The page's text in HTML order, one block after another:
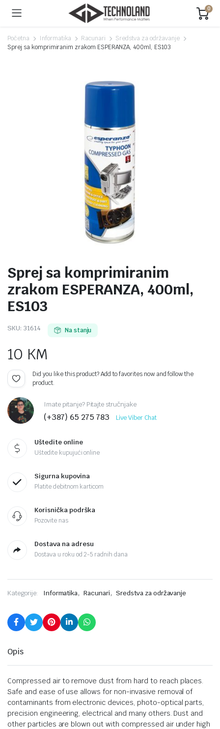
0
Početna Informatika Racunari
Sredstva za održavanje
Sprej sa komprimiranim zrakom ESPERANZA, 400ml, ES103
Sprej sa komprimiranim
zrakom ESPERANZA, 400ml,
ES103
SKU: 31614 Na stanju
10 KM
Did you like this product? Add to favorites now and follow the
product.
Imate pitanje? Pitajte stručnjake
(+387) 65 275 783 Live Viber Chat
Uštedite online
Uštedite kupujući online
Sigurna kupovina
Platite debitnom karticom
Korisnička podrška
Pozovite nas
Dostava na adresu
Dostava u roku od 2-5 radnih dana
Kategorije: Informatika, Racunari, Sredstva za održavanje
Opis
Compressed air to remove dust from hard to reach places.
Safe and ease of use allows for non-invasive removal of
contaminants from electronic devices, photo-optical parts,
precision engineering, electrical and many others. Dust and
other particles are blown out with compressed air under high